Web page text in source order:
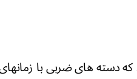
دسته های ضربی با